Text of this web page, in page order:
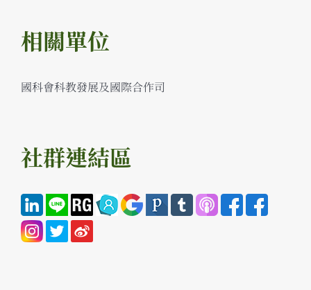
相關單位
國科會科教發展及國際合作司
社群連結區